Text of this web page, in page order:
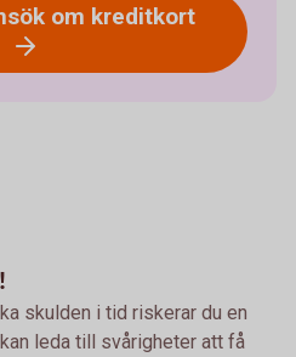
om kreditkort
skulden i tid riskerar du en
leda till svårigheter att få